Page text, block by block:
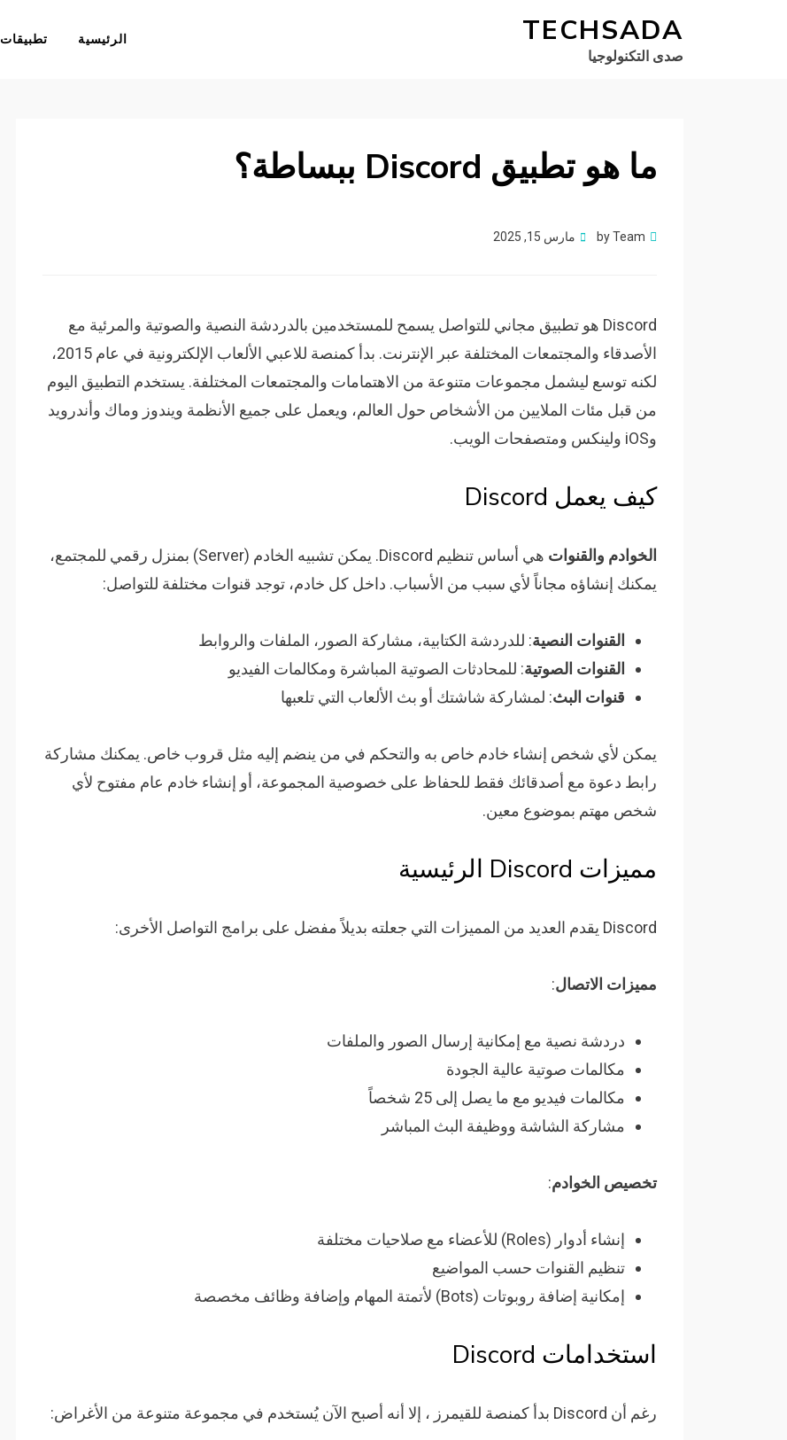
TECHSADA
صدى التكنولوجيا
الرئيسية تطبيقات
ما هو تطبيق Discord ببساطة؟
byTeam
Posted
مارس 15, 2025
Discord هو تطبيق مجاني للتواصل يسمح للمستخدمين بالدردشة النصية والصوتية والمرئية مع
الأصدقاء والمجتمعات المختلفة عبر الإنترنت. بدأ كمنصة للاعبي الألعاب الإلكترونية في عام 2015،
لكنه توسع ليشمل مجموعات متنوعة من الاهتمامات والمجتمعات المختلفة. يستخدم التطبيق اليوم
من قبل مئات الملايين من الأشخاص حول العالم، ويعمل على جميع الأنظمة ويندوز وماك وأندرويد
وiOS ولينكس ومتصفحات الويب.
كيف يعمل Discord
الخوادم والقنوات
هي أساس تنظيم Discord. يمكن تشبيه الخادم (Server) بمنزل رقمي للمجتمع،
يمكنك إنشاؤه مجاناً لأي سبب من الأسباب. داخل كل خادم، توجد قنوات مختلفة للتواصل:
القنوات النصية: للدردشة الكتابية، مشاركة الصور، الملفات والروابط
القنوات الصوتية: للمحادثات الصوتية المباشرة ومكالمات الفيديو
قنوات البث: لمشاركة شاشتك أو بث الألعاب التي تلعبها
يمكن لأي شخص إنشاء خادم خاص به والتحكم في من ينضم إليه مثل قروب خاص. يمكنك مشاركة
رابط دعوة مع أصدقائك فقط للحفاظ على خصوصية المجموعة، أو إنشاء خادم عام مفتوح لأي
شخص مهتم بموضوع معين.
مميزات Discord الرئيسية
Discord يقدم العديد من المميزات التي جعلته بديلاً مفضل على برامج التواصل الأخرى:
مميزات الاتصال:
دردشة نصية مع إمكانية إرسال الصور والملفات
مكالمات صوتية عالية الجودة
مكالمات فيديو مع ما يصل إلى 25 شخصاً
مشاركة الشاشة ووظيفة البث المباشر
تخصيص الخوادم:
إنشاء أدوار (Roles) للأعضاء مع صلاحيات مختلفة
تنظيم القنوات حسب المواضيع
إمكانية إضافة روبوتات (Bots) لأتمتة المهام وإضافة وظائف مخصصة
استخدامات Discord
رغم أن Discord بدأ كمنصة للقيمرز ، إلا أنه أصبح الآن يُستخدم في مجموعة متنوعة من الأغراض: